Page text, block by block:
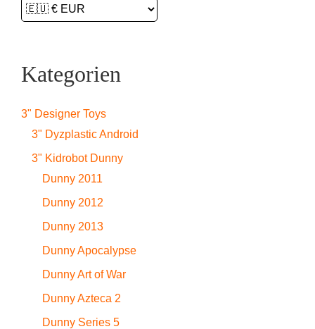
Kategorien
3" Designer Toys
3" Dyzplastic Android
3" Kidrobot Dunny
Dunny 2011
Dunny 2012
Dunny 2013
Dunny Apocalypse
Dunny Art of War
Dunny Azteca 2
Dunny Series 5